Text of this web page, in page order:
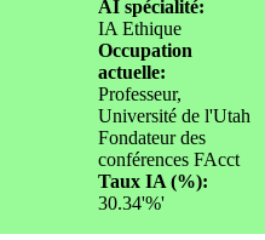
AI spécialité:
IA Ethique
Occupation
actuelle:
Professeur,
Université de l'Utah
Fondateur des
conférences FAcct
Taux IA (%):
30.34'%'